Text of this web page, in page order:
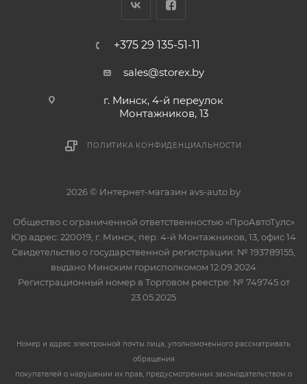
+375 29 135-51-11
sales@storex.by
г. Минск, 4-й переулок
Монтажников, 13
ПОЛИТИКА КОНФИДЕНЦИАЛЬНОСТИ
2026 © Интернет-магазин avs-auto.by
Общество с ограниченной ответственностью «ПроАвтоТулс»
Юр.адрес: 220019, г. Минск, пер. 4-й Монтажников, 13, офис 14
Свидетельство о государственной регистрации: № 193789155,
выдано Минским горисполкомом 12.09.2024
Регистрационный номер в Торговом реестре: № 749745 от
23.05.2025
Номер и адрес электронной почты лица, уполномоченного рассматривать
обращения
покупателей о нарушении их прав, предусмотренных законодательством о